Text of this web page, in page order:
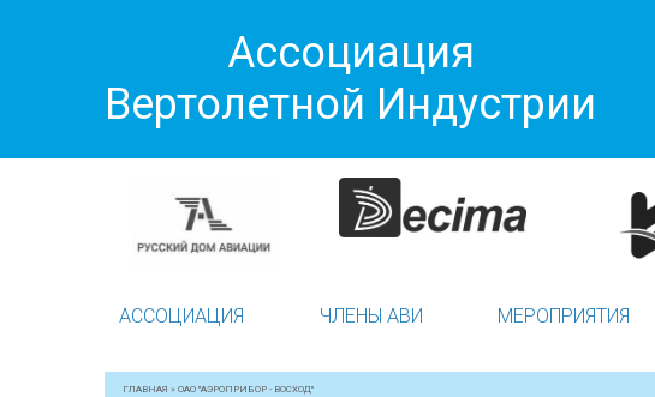
Ассоциация
Вертолетной Индустрии
АССОЦИАЦИЯ ЧЛЕНЫ АВИ МЕРОПРИЯТИЯ
ГЛАВНАЯ » ОАО "АЭРОПРИБОР - ВОСХОД"